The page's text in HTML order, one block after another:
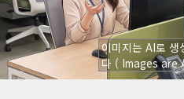
이미지는 AI로 생
다 ( Images are